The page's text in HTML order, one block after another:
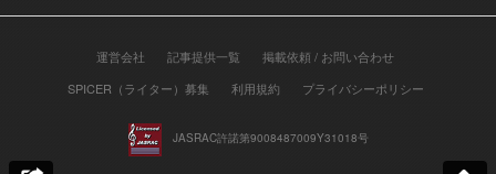
運営会社 記事提供一覧
掲載依頼 / お問い合わせ
SPICER（ライター）募集
利用規約 プライバシーポリシー
JASRAC許諾第9008487009Y31018号